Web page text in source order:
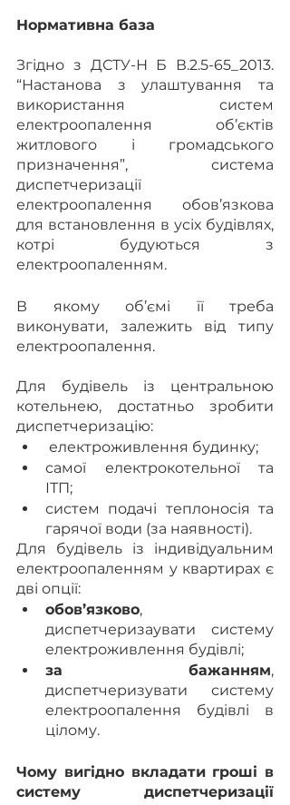
Нормативна база
Згідно з ДСТУ-Н Б В.2.5-65_2013.
“Настанова з улаштування та
використання систем
електроопалення об’єктів
житлового і громадського
призначення”, система
диспетчеризації
електроопалення обов’язкова
для встановлення в усіх будівлях,
котрі будуються з
електроопаленням.
В якому об’ємі її треба
виконувати, залежить від типу
електроопалення.
Для будівель із центральною
котельнею, достатньо зробити
диспетчеризацію:
електроживлення будинку;
самої електрокотельної та
ІТП;
систем подачі теплоносія та
гарячої води (за наявності).
Для будівель із індивідуальним
електроопаленням у квартирах є
дві опції:
обов’язково,
диспетчеризаувати систему
електроживлення будівлі;
за бажанням,
диспетчеризувати систему
електроопалення будівлі в
цілому.
Чому вигідно вкладати гроші в
систему диспетчеризації